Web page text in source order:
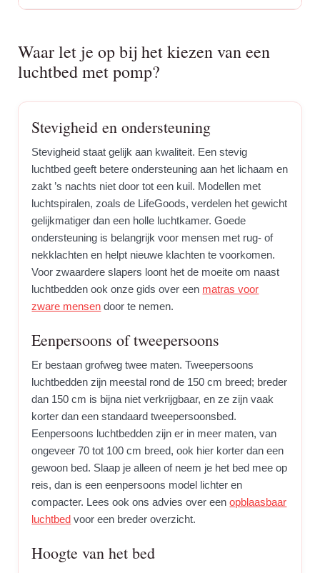
Waar let je op bij het kiezen van een
luchtbed met pomp?
Stevigheid en ondersteuning
Stevigheid staat gelijk aan kwaliteit. Een stevig
luchtbed geeft betere ondersteuning aan het lichaam en
zakt ’s nachts niet door tot een kuil. Modellen met
luchtspiralen, zoals de LifeGoods, verdelen het gewicht
gelijkmatiger dan een holle luchtkamer. Goede
ondersteuning is belangrijk voor mensen met rug- of
nekklachten en helpt nieuwe klachten te voorkomen.
Voor zwaardere slapers loont het de moeite om naast
luchtbedden ook onze gids over een matras voor
zware mensen door te nemen.
Eenpersoons of tweepersoons
Er bestaan grofweg twee maten. Tweepersoons
luchtbedden zijn meestal rond de 150 cm breed; breder
dan 150 cm is bijna niet verkrijgbaar, en ze zijn vaak
korter dan een standaard tweepersoonsbed.
Eenpersoons luchtbedden zijn er in meer maten, van
ongeveer 70 tot 100 cm breed, ook hier korter dan een
gewoon bed. Slaap je alleen of neem je het bed mee op
reis, dan is een eenpersoons model lichter en
compacter. Lees ook ons advies over eenopblaasbaar
luchtbed voor een breder overzicht.
Hoogte van het bed